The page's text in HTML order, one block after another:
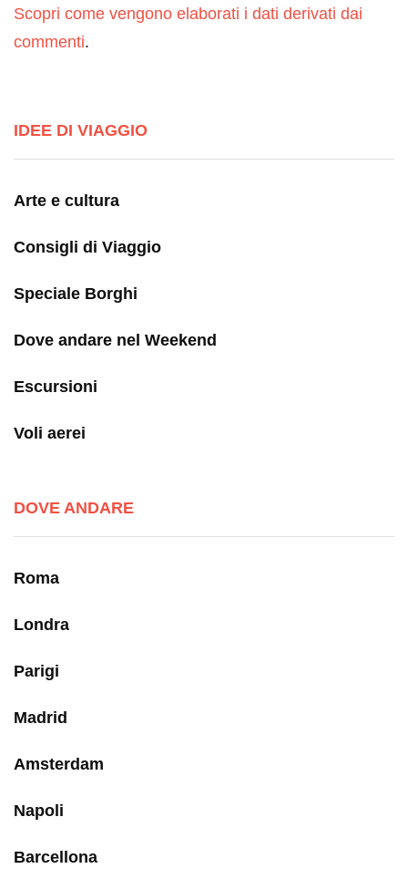
Scopri come vengono elaborati i dati derivati dai
commenti.
IDEE DI VIAGGIO
Arte e cultura
Consigli di Viaggio
Speciale Borghi
Dove andare nel Weekend
Escursioni
Voli aerei
DOVE ANDARE
Roma
Londra
Parigi
Madrid
Amsterdam
Napoli
Barcellona